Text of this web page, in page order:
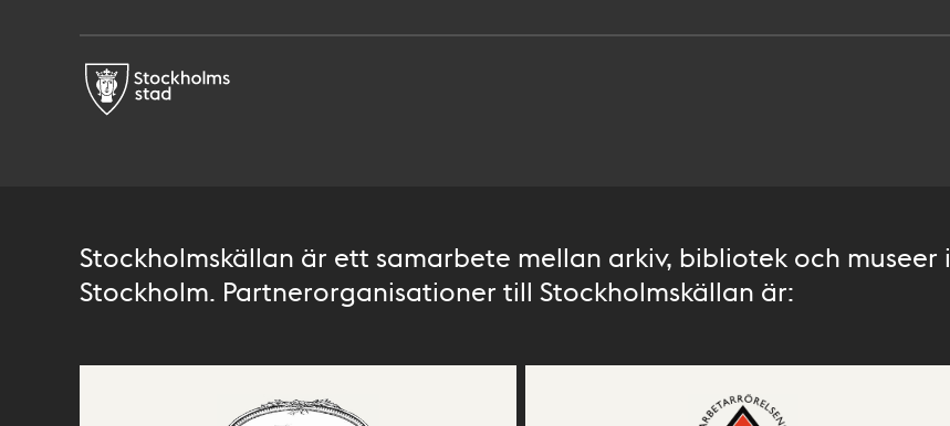
Stockholmskällan är ett samarbete mellan arkiv, bibliotek och museer i
Stockholm. Partnerorganisationer till Stockholmskällan är: